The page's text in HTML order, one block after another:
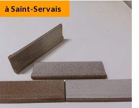
si besoin.
600 x 600 x 38 mm
Tranches biseautées
Disponibilité:
Sur chantier, disponible à partir de mai.
à Saint-Servais